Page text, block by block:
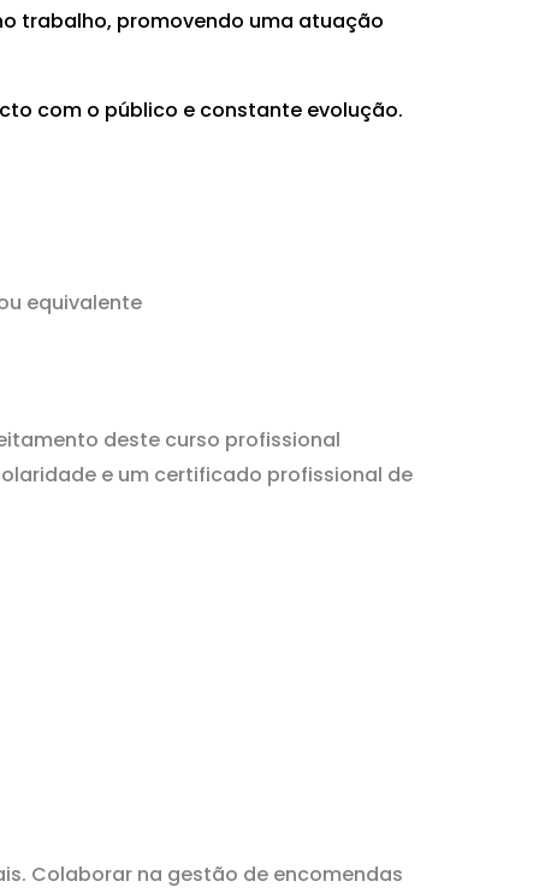
trabalho, promovendo uma atuação
com o público e constante evolução.
equivalente
deste curso profissional
e um certificado profissional de
Colaborar na gestão de encomendas